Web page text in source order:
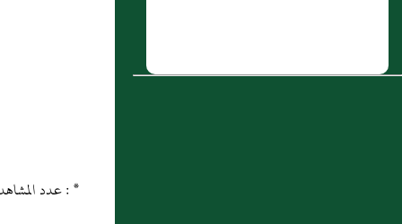
رمضان
* : عدد المشاهدات و التنزيل منذ 21 ماي